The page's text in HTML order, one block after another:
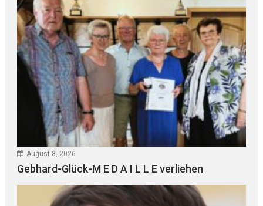
August 8, 2026
Gebhard-Glück-M E D A I L L E verliehen